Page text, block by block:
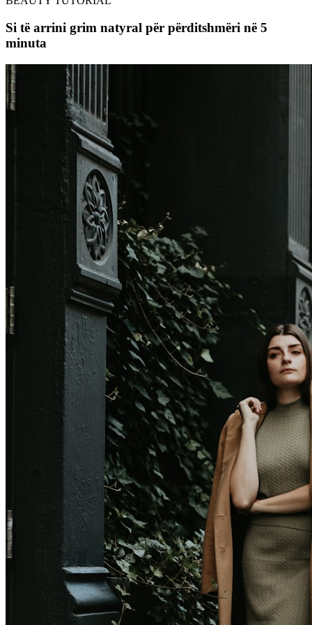
Si të arrini grim natyral për përditshmëri në 5
minuta